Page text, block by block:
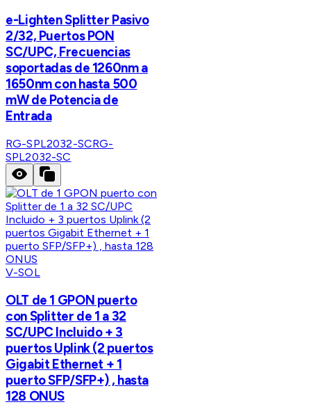
e-Lighten Splitter Pasivo
2/32, Puertos PON
SC/UPC, Frecuencias
soportadas de 1260nm a
1650nm con hasta 500
mW de Potencia de
Entrada
RG-SPL2032-SCRG-
SPL2032-SC
V-SOL
OLT de 1 GPON puerto
con Splitter de 1 a 32
SC/UPC Incluido + 3
puertos Uplink (2 puertos
Gigabit Ethernet + 1
puerto SFP/SFP+) , hasta
128 ONUS